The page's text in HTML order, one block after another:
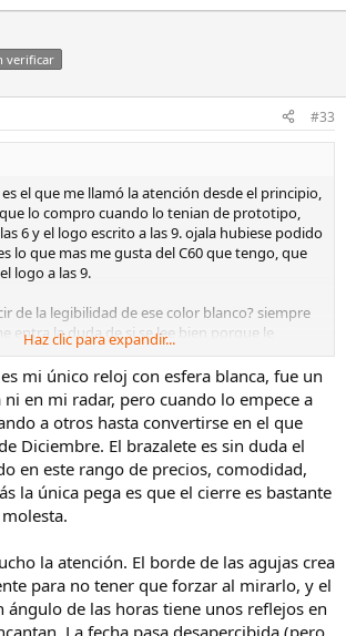
verificar
#33
el que me llamó la atención desde el principio,
lo compro cuando lo tenian de prototipo,
6 y el logo escrito a las 9. ojala hubiese podido
lo que mas me gusta del C60 que tengo, que
logo a las 9.
de la legibilidad de ese color blanco? siempre
entra la duda de si se lee bien porque le
ángulo correcto o de si las manecillas se ven a
que lo pongas.
Haz clic para expandir...
mi único reloj con esfera blanca, fue un
en mi radar, pero cuando lo empece a
a otros hasta convertirse en el que
Diciembre. El brazalete es sin duda el
en este rango de precios, comodidad,
la única pega es que el cierre es bastante
la atención. El borde de las agujas crea
para no tener que forzar al mirarlo, y el
ángulo de las horas tiene unos reflejos en